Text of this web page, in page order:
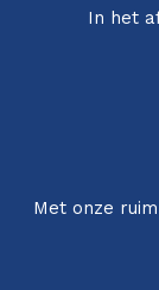
In het
Met onze